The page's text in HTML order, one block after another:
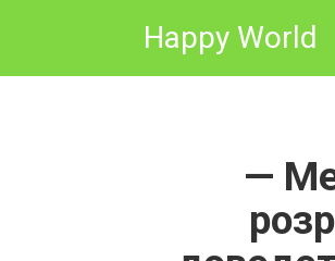
Happy World
—